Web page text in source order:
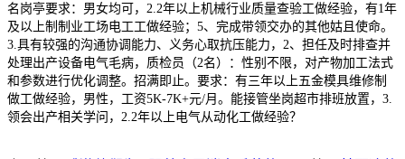
名岗亭要求：男女均可，2.2年以上机械行业质量查验工做经验，有1年
及以上制制业工场电工工做经验；5、完成带领交办的其他姑且使命。
3.具有较强的沟通协调能力、义务心取抗压能力，2、担任及时排查并
处理出产设备电气毛病，质检员（2名）：性别不限，对产物加工法式
和参数进行优化调整。招满即止。要求：有三年以上五金模具维修制
做工做经验，男性，工资5K-7K+元/月。能接管坐岗超市排班放置，3.
领会出产相关学问，2.2年以上电气从动化工做经验？